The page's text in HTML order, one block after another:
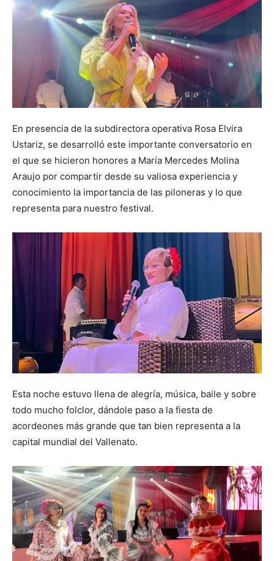
En presencia de la subdirectora operativa Rosa Elvira
Ustariz, se desarrolló este importante conversatorio en
el que se hicieron honores a María Mercedes Molina
Araujo por compartir desde su valiosa experiencia y
conocimiento la importancia de las piloneras y lo que
representa para nuestro festival.
Esta noche estuvo llena de alegría, música, baile y sobre
todo mucho folclor, dándole paso a la fiesta de
acordeones más grande que tan bien representa a la
capital mundial del Vallenato.